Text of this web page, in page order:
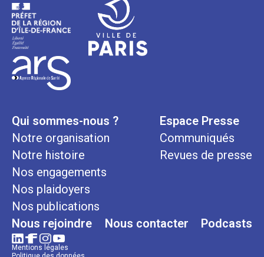
Qui sommes-nous ?
Notre organisation
Notre histoire
Nos engagements
Nos plaidoyers
Nos publications
Espace Presse
Communiqués
Revues de presse
Nous rejoindre Nous contacter Podcasts
Mentions légales